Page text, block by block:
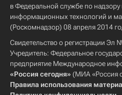
в Федеральной службе по надзору
информационных технологий и
(Роскомнадзор) 08 апреля 2014
Свидетельство о регистрации
Учредитель: Федеральное
предприятие Международное
«Россия сегодня» (МИА «Россия
Правила использования